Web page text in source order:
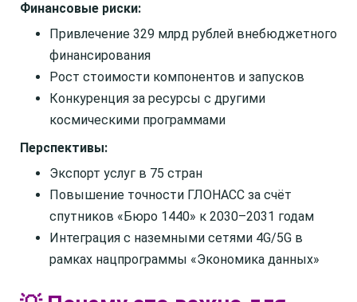
Финансовые риски:
Привлечение 329 млрд рублей внебюджетного
финансирования
Рост стоимости компонентов и запусков
Конкуренция за ресурсы с другими
космическими программами
Перспективы:
Экспорт услуг в 75 стран
Повышение точности ГЛОНАСС за счёт
спутников «Бюро 1440» к 2030–2031 годам
Интеграция с наземными сетями 4G/5G в
рамках нацпрограммы «Экономика данных»